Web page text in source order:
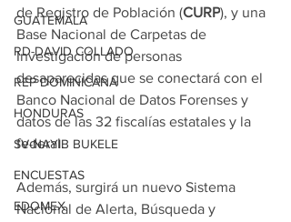
GUATEMALA
RD-DAVID COLLADO
REP DOMINICANA
HONDURAS
SV-NAYIB BUKELE
ENCUESTAS
EDOMEX
de Registro de Población (CURP), y una
Base Nacional de Carpetas de
Investigación de personas
desaparecidas que se conectará con el
Banco Nacional de Datos Forenses y
datos de las 32 fiscalías estatales y la
federal.
Además, surgirá un nuevo Sistema
Nacional de Alerta, Búsqueda y